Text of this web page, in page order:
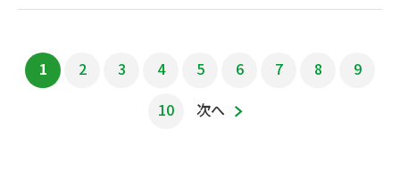
1 2 3 4 5 6 7 8
9
10
次へ